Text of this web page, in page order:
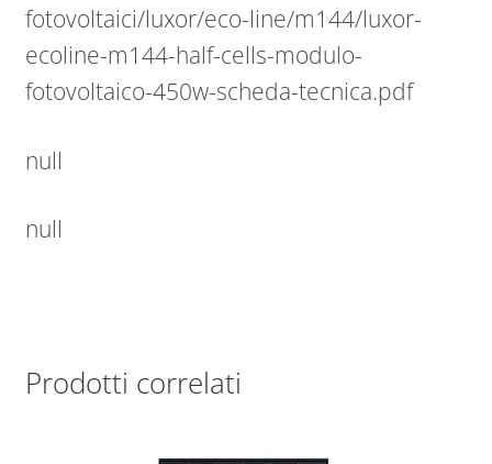
fotovoltaici/luxor/eco-line/m144/luxor-
ecoline-m144-half-cells-modulo-
fotovoltaico-450w-scheda-tecnica.pdf
null
null
Prodotti correlati